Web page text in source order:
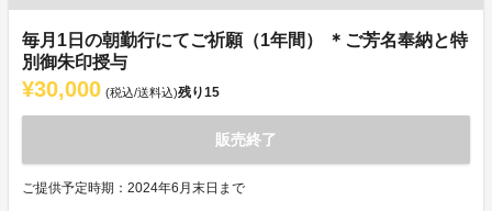
毎月1日の朝勤行にてご祈願（1年間） ＊ご芳名奉納と特
別御朱印授与
¥30,000 (税込/送料込)残り15
販売終了
ご提供予定時期：2024年6月末日まで